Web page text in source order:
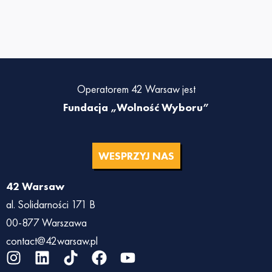
Operatorem 42 Warsaw jest
Fundacja „Wolność Wyboru”
WESPRZYJ NAS
42 Warsaw
al. Solidarności 171 B
00-877 Warszawa
contact@42warsaw.pl
I L T F Y